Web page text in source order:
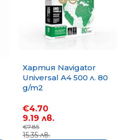
Хартия Navigator
Universal A4 500 л. 80
g/m2
€4.70
9.19 лв.
€7.85
15.35 лв.